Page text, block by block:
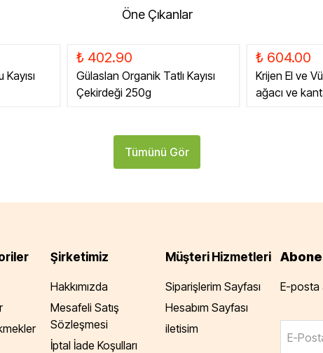
Öne Çıkanlar
₺ 402.90
Gülaslan Organik Tatlı Kayısı
Çekirdeği 250g
₺ 604.00
Krijen El ve
ağacı ve
Tümünü Gör
Şirketimiz
Hakkımızda
Mesafeli Satış
Sözleşmesi
İptal İade Koşulları
Müşteri Hizmetleri
Siparişlerim Sayfası
Hesabım Sayfası
iletisim
E-posta
E-